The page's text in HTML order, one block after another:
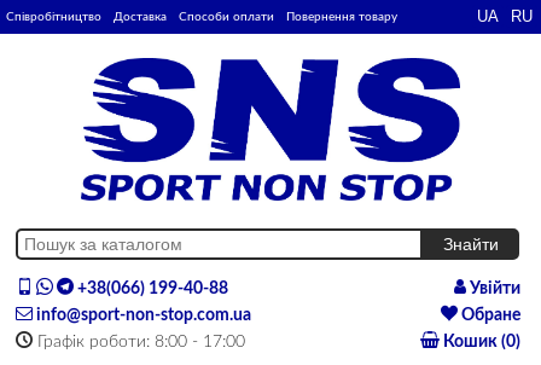
Співробітництво Доставка Способи оплати Повернення товару
+38(066) 199-40-88
info@sport-non-stop.com.ua
Графік роботи: 8:00 - 17:00
Увійти
Обране
Кошик (0)